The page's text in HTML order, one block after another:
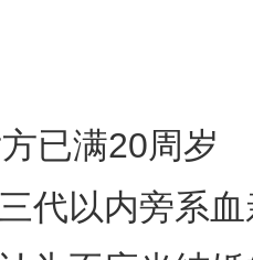
已满20周岁
代以内旁系